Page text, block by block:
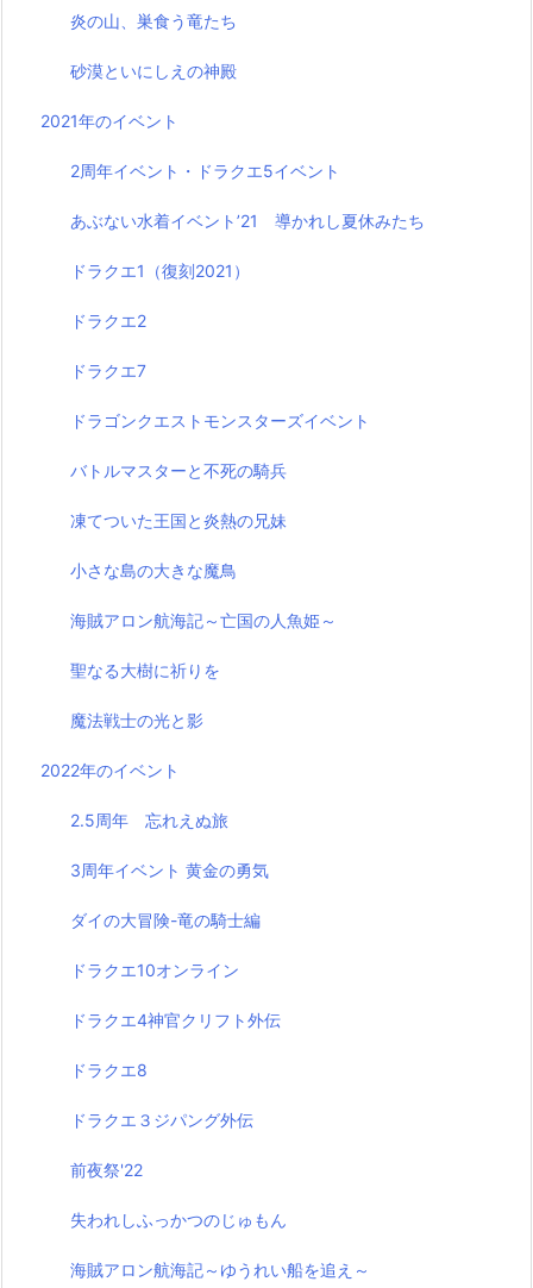
炎の山、巣食う竜たち
砂漠といにしえの神殿
2021年のイベント
2周年イベント・ドラクエ5イベント
あぶない水着イベント’21 導かれし夏休みたち
ドラクエ1（復刻2021）
ドラクエ2
ドラクエ7
ドラゴンクエストモンスターズイベント
バトルマスターと不死の騎兵
凍てついた王国と炎熱の兄妹
小さな島の大きな魔鳥
海賊アロン航海記～亡国の人魚姫～
聖なる大樹に祈りを
魔法戦士の光と影
2022年のイベント
2.5周年 忘れえぬ旅
3周年イベント 黄金の勇気
ダイの大冒険-竜の騎士編
ドラクエ10オンライン
ドラクエ4神官クリフト外伝
ドラクエ8
ドラクエ３ジパング外伝
前夜祭'22
失われしふっかつのじゅもん
海賊アロン航海記～ゆうれい船を追え～